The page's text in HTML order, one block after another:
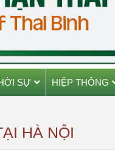
SỰ HIỆP THÔNG
HÀ NỘI